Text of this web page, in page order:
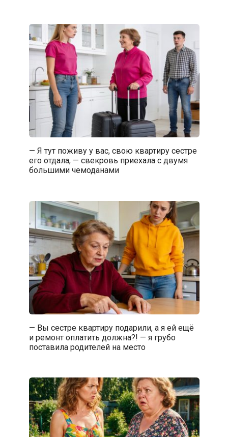
— Я тут поживу у вас, свою квартиру сестре
его отдала, — свекровь приехала с двумя
большими чемоданами
— Вы сестре квартиру подарили, а я ей ещё
и ремонт оплатить должна?! — я грубо
поставила родителей на место